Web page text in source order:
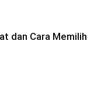
dan Cara Memilih